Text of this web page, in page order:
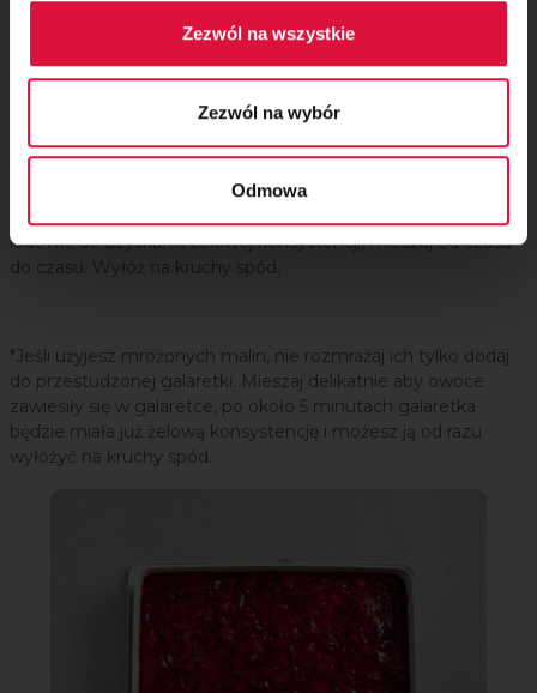
Zezwól na wszystkie
Zezwól na wybór
Odmowa
Krok 8
Kiedy galaretka przestygnie, połącz ją z malinami* i odstaw do
lodówki do uzyskania żelowej konsystencji, mieszaj od czasu
do czasu. Wyłóż na kruchy spód.
*Jeśli użyjesz mrożonych malin, nie rozmrażaj ich tylko dodaj
do przestudzonej galaretki. Mieszaj delikatnie aby owoce
zawiesiły się w galaretce, po około 5 minutach galaretka
będzie miała już żelową konsystencję i możesz ją od razu
wyłożyć na kruchy spód.